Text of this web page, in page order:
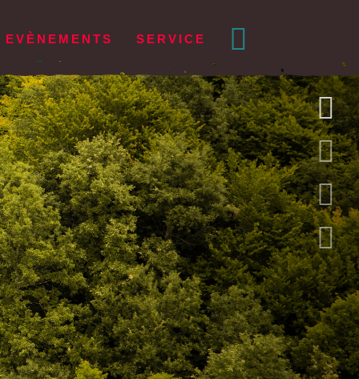
VÊTEMENTS
Femmes
Hommes
EVÈNEMENTS SERVICE
DEUTSCH